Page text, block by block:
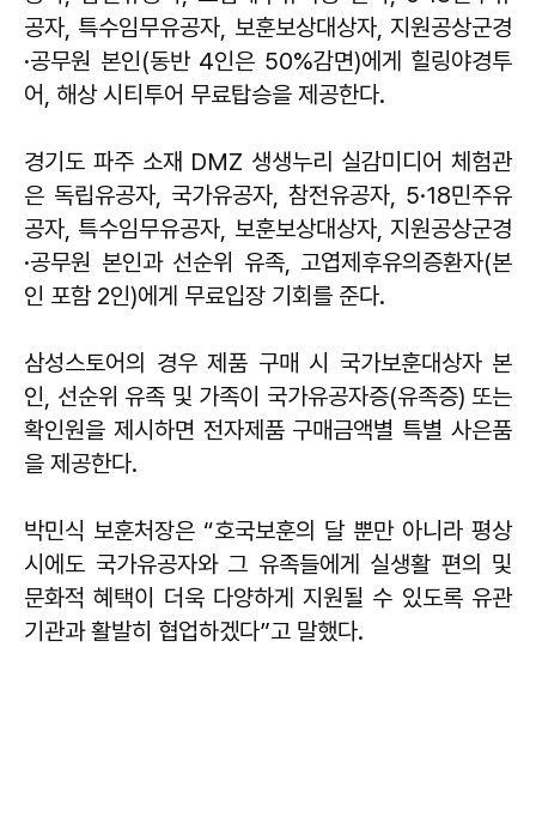
공자, 특수임무유공자, 보훈보상대상자, 지원공상군경
·공무원 본인(동반 4인은 50%감면)에게 힐링야경투
어, 해상 시티투어 무료탑승을 제공한다.
경기도 파주 소재 DMZ 생생누리 실감미디어 체험관
은 독립유공자, 국가유공자, 참전유공자, 5·18민주유
공자, 특수임무유공자, 보훈보상대상자, 지원공상군경
·공무원 본인과 선순위 유족, 고엽제후유의증환자(본
인 포함 2인)에게 무료입장 기회를 준다.
삼성스토어의 경우 제품 구매 시 국가보훈대상자 본
인, 선순위 유족 및 가족이 국가유공자증(유족증) 또는
확인원을 제시하면 전자제품 구매금액별 특별 사은품
을 제공한다.
박민식 보훈처장은 “호국보훈의 달 뿐만 아니라 평상
시에도 국가유공자와 그 유족들에게 실생활 편의 및
문화적 혜택이 더욱 다양하게 지원될 수 있도록 유관
기관과 활발히 협업하겠다”고 말했다.